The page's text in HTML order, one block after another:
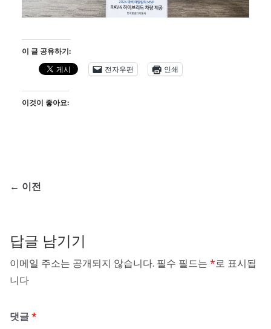
이 글 공유하기:
전자우편
인쇄
이것이 좋아요:
← 이전
답글 남기기
이메일 주소는 공개되지 않습니다. 필수 필드는 *로 표시됩
니다
댓글*